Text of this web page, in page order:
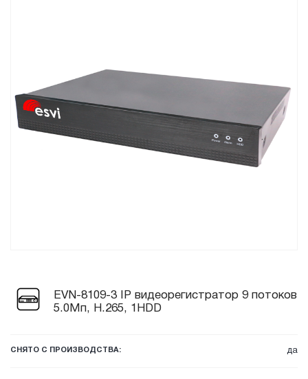
EVN-8109-3 IP видеорегистратор 9 потоков
5.0Мп, H.265, 1HDD
СНЯТО С ПРОИЗВОДСТВА: да